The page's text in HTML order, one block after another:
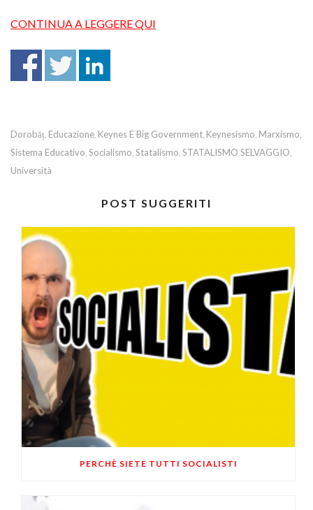
CONTINUA A LEGGERE QUI
Dorobăț, Educazione, Keynes E Big Government, Keynesismo, Marxismo,
Sistema Educativo, Socialismo, Statalismo, STATALISMO SELVAGGIO,
Università
POST SUGGERITI
PERCHÈ SIETE TUTTI SOCIALISTI